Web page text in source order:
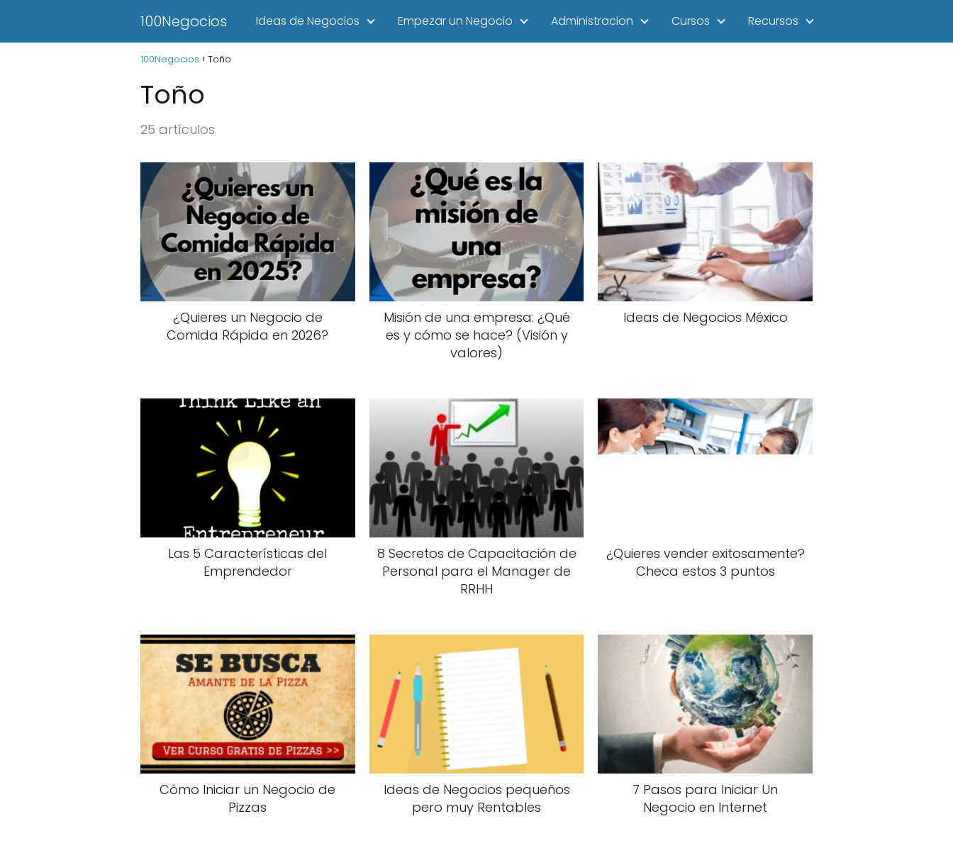
100Negocios Ideas de Negocios Empezar un Negocio Administracion Cursos Recursos
100Negocios Toño
Toño
25 artículos
¿Quieres un Negocio de
Comida Rápida en 2026?
Misión de una empresa: ¿Qué
es y cómo se hace? (Visión y
valores)
Ideas de Negocios México
Las 5 Características del
Emprendedor
8 Secretos de Capacitación de
Personal para el Manager de
RRHH
¿Quieres vender exitosamente?
Checa estos 3 puntos
Cómo Iniciar un Negocio de
Pizzas
Ideas de Negocios pequeños
pero muy Rentables
7 Pasos para Iniciar Un
Negocio en Internet